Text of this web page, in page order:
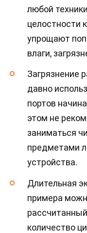
любой
целостности
упрощают
влаги,
Загрязнение
давно
портов
этом не
заниматься
предметами
устройства.
Длительная
примера
количество